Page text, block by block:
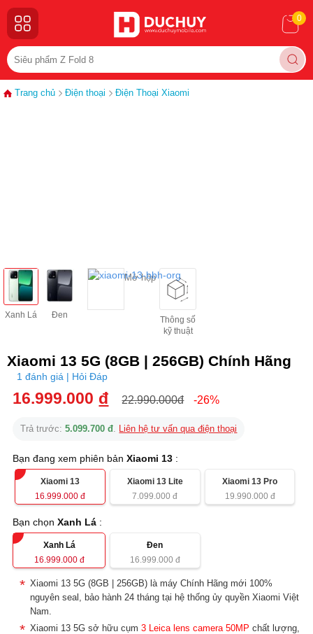
0
Trang chủ Điện thoại Điện Thoại Xiaomi
Xanh Lá Đen
Mở hộp
Thông số
kỹ thuật
Xiaomi 13 5G (8GB | 256GB) Chính Hãng
1 đánh giá | Hỏi Đáp
16.999.000 đ 22.990.000đ -26%
Trả trước:5.099.700 đ. Liên hệ tư vấn qua điện thoại
Bạn đang xem phiên bảnXiaomi 13 :
Xiaomi 13
16.999.000 đ
Xiaomi 13 Lite
7.099.000 đ
Xiaomi 13 Pro
19.990.000đ
Bạn chọnXanh Lá :
Xanh Lá
16.999.000đ
Đen
16.999.000đ
Xiaomi 13 5G (8GB | 256GB) là máy Chính Hãng mới 100%
nguyên seal, bảo hành 24 tháng tại hệ thống ủy quyền Xiaomi Việt
Nam.
Xiaomi 13 5G sở hữu cụm3 Leica lens camera 50MP chất lượng,